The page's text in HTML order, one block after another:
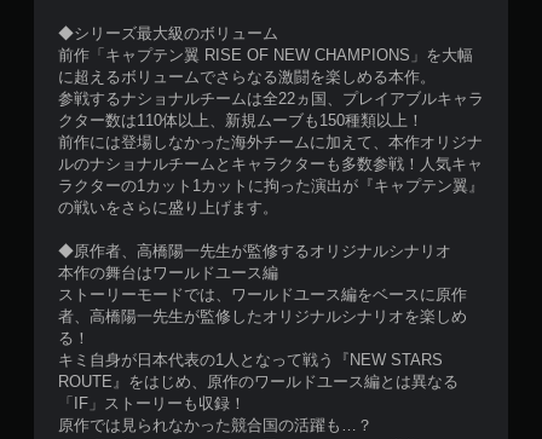
◆シリーズ最大級のボリューム
前作「キャプテン翼 RISE OF NEW CHAMPIONS」を大幅
に超えるボリュームでさらなる激闘を楽しめる本作。
参戦するナショナルチームは全22ヵ国、プレイアブルキャラ
クター数は110体以上、新規ムーブも150種類以上！
前作には登場しなかった海外チームに加えて、本作オリジナ
ルのナショナルチームとキャラクターも多数参戦！人気キャ
ラクターの1カット1カットに拘った演出が『キャプテン翼』
の戦いをさらに盛り上げます。
◆原作者、高橋陽一先生が監修するオリジナルシナリオ
本作の舞台はワールドユース編
ストーリーモードでは、ワールドユース編をベースに原作
者、高橋陽一先生が監修したオリジナルシナリオを楽しめ
る！
キミ自身が日本代表の1人となって戦う『NEW STARS
ROUTE』をはじめ、原作のワールドユース編とは異なる
「IF」ストーリーも収録！
原作では見られなかった競合国の活躍も…？